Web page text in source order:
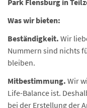
Park Flensburg in
Was wir bieten:
Beständigkeit. Wir
Nummern sind nichts
bleiben.
Mitbestimmung. Wir
Life-Balance ist.
bei der Erstellung der